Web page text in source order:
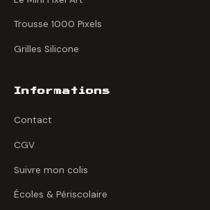
Trousse 1000 Pixels
Grilles Silicone
Informations
Contact
CGV
Suivre mon colis
Écoles & Périscolaire